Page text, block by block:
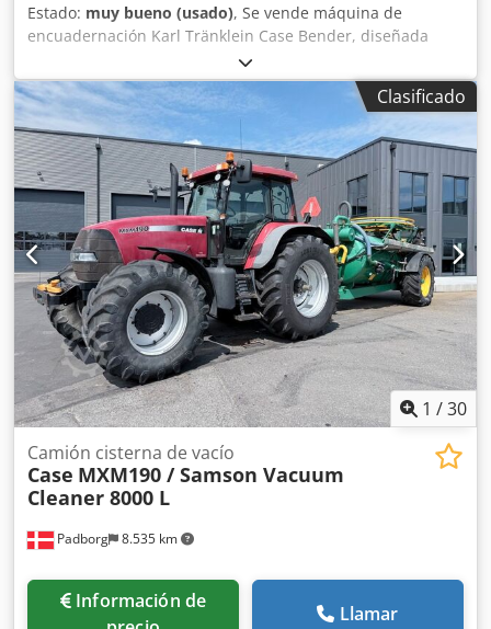
Estado: muy bueno (usado), Se vende máquina de
encuadernación Karl Tränklein Case Bender, diseñada
para dar forma y curvar los lomos de las cubiertas de
libros de tapa dura. El dispositivo proporciona a las
cubiertas el radio adecuado, lo que permite que se ajusten
perfectamente al bloque del libro. Dedpfxsziwnbj Ahuekr
La máquina está equipada con rodillos ajustables que
permiten adaptarse a diferentes grosores de cubiertas. Su
robusta estructura de hierro fundido garantiza una alta
precisión y una larga vida útil. Datos técnicos: Fabricante:
Karl Tränklein Tipo: Case Bender / máquina para dar
forma a lomos Ancho de trabajo: aprox. 600 mm Ajuste de
la presión de los rodillos Estructura estable de hierro
fundido Accionamiento eléctrico Mesa de trabajo Estado:
usada Aplicaciones: producción de libros de tapa dura,
encuadernaciones, imprentas, empresas de artes gráficas,
producción de álbumes, catálogos y encuadernaciones.
Clasificado
1 /30
Padborg 8.535 km
Camión cisterna de vacío
Case MXM190 / Samson Vacuum
Cleaner 8000 L
Información de
Llamar